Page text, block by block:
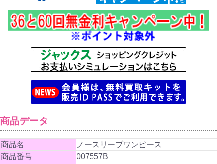
商品データ
商品名
ノースリーブワンピース
商品番号
007557B